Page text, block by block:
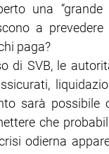
una
a
paga?
di SVB, le
sarà possibile
che
odierna